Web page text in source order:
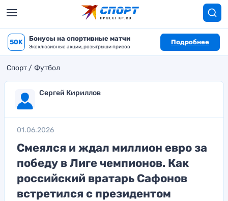
50K Бонусы на спортивные матчи
Эксклюзивные акции, розыгрыши призов
Подробнее
Спорт Футбол
Сергей Кириллов
01.06.2026
Смеялся и ждал миллион евро за
победу в Лиге чемпионов. Как
российский вратарь Сафонов
встретился с президентом